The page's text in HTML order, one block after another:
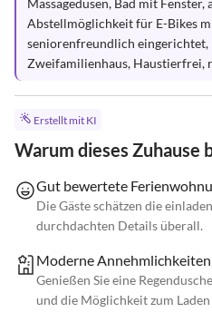
Massagedüsen, Bad mit Fenster,
Abstellmöglichkeit für E-Bikes
seniorenfreundlich eingerichtet,
Zweifamilienhaus, Haustierfrei,
Erstellt mit KI
Warum dieses Zuhause
Gut bewertete
Die Gäste schätzen die
durchdachten Details überall.
Moderne
Genießen Sie eine
und die Möglichkeit zum Laden